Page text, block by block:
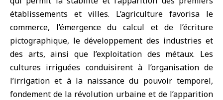
établissements et villes. L’agriculture favorisa le
commerce, l’émergence du calcul et de l’écriture
pictographique, le développement des industries et
des arts, ainsi que l’exploitation des métaux. Les
cultures irriguées conduisirent à l’organisation de
l’irrigation et à la naissance du pouvoir temporel,
fondement de la révolution urbaine et de l’apparition